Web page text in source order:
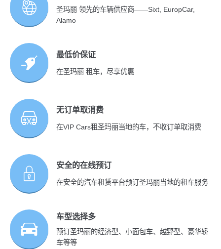
圣玛丽 领先的车辆供应商——Sixt, EuropCar,
Alamo
最低价保证
在圣玛丽 租车，尽享优惠
无订单取消费
在VIP Cars租圣玛丽当地的车，不收订单取消费
安全的在线预订
在安全的汽车租赁平台预订圣玛丽当地的租车服务
车型选择多
预订圣玛丽的经济型、小面包车、越野型、豪华轿
车等等